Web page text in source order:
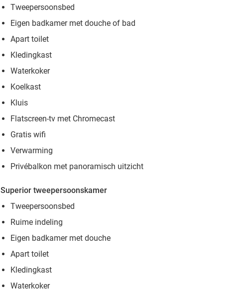
Tweepersoonsbed
Eigen badkamer met douche of bad
Apart toilet
Kledingkast
Waterkoker
Koelkast
Kluis
Flatscreen-tv met Chromecast
Gratis wifi
Verwarming
Privébalkon met panoramisch uitzicht
Superior tweepersoonskamer
Tweepersoonsbed
Ruime indeling
Eigen badkamer met douche
Apart toilet
Kledingkast
Waterkoker